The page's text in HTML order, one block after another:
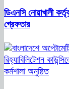
ডিএনসি নোয়াখালী
গ্রেফতার